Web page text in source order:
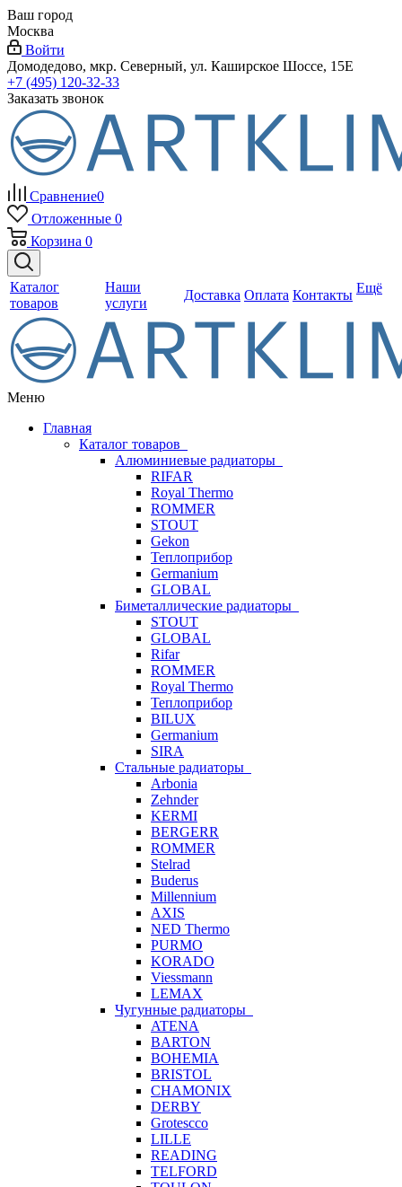
Ваш город
Москва
Войти
Домодедово, мкр. Северный, ул. Каширское Шоссе, 15Е
+7 (495) 120-32-33
Заказать звонок
Сравнение0
Отложенные 0
Корзина 0
Каталог
товаров
Наши
услуги
Доставка Оплата Контакты Ещё
Меню
Главная
Каталог товаров
Алюминиевые радиаторы
RIFAR
Royal Thermo
ROMMER
STOUT
Gekon
Теплоприбор
Germanium
GLOBAL
Биметаллические радиаторы
STOUT
GLOBAL
Rifar
ROMMER
Royal Thermo
Теплоприбор
BILUX
Germanium
SIRA
Стальные радиаторы
Arbonia
Zehnder
KERMI
BERGERR
ROMMER
Stelrad
Buderus
Millennium
AXIS
NED Thermo
PURMO
KORADO
Viessmann
LEMAX
Чугунные радиаторы
ATENA
BARTON
BOHEMIA
BRISTOL
CHAMONIX
DERBY
Grotescco
LILLE
READING
TELFORD